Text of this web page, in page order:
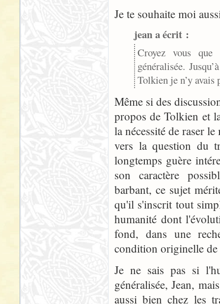
Je te souhaite moi
jean a écrit :
Croyez vous
généralisée.
Tolkien je n’y avais
Même si des
propos de Tolkien et
la nécessité de raser
vers la question du
longtemps guère
son caractère
barbant, ce sujet
qu'il s'inscrit tout
humanité dont
fond, dans une
condition originelle
Je ne sais pas si
généralisée, Jean,
aussi bien chez les